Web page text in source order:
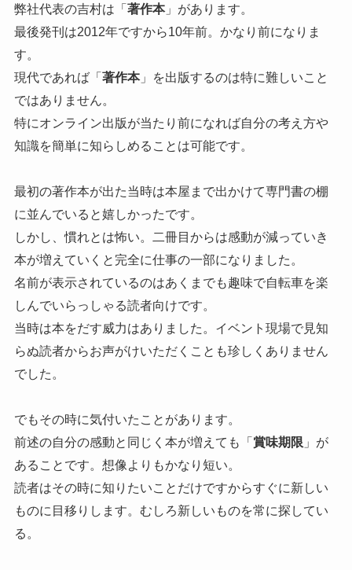
弊社代表の吉村は「著作本」があります。
最後発刊は2012年ですから10年前。かなり前になりま
す。
現代であれば「著作本」を出版するのは特に難しいこと
ではありません。
特にオンライン出版が当たり前になれば自分の考え方や
知識を簡単に知らしめることは可能です。
最初の著作本が出た当時は本屋まで出かけて専門書の棚
に並んでいると嬉しかったです。
しかし、慣れとは怖い。二冊目からは感動が減っていき
本が増えていくと完全に仕事の一部になりました。
名前が表示されているのはあくまでも趣味で自転車を楽
しんでいらっしゃる読者向けです。
当時は本をだす威力はありました。イベント現場で見知
らぬ読者からお声がけいただくことも珍しくありません
でした。
でもその時に気付いたことがあります。
前述の自分の感動と同じく本が増えても「賞味期限 」が
あることです。想像よりもかなり短い。
読者はその時に知りたいことだけですからすぐに新しい
ものに目移りします。むしろ新しいものを常に探してい
る。